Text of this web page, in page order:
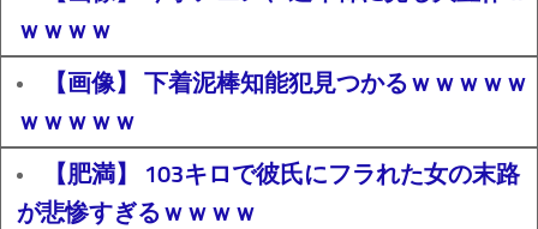
ｗｗｗｗ
【画像】 下着泥棒知能犯見つかるｗｗｗｗｗ
ｗｗｗｗｗ
【肥満】 103キロで彼氏にフラれた女の末路
が悲惨すぎるｗｗｗｗ